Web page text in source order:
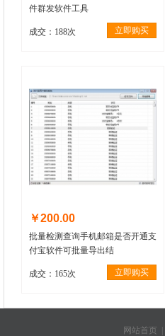
件群发软件工具
成交：188次 立即购买
￥200.00
批量检测查询手机邮箱是否开通支
付宝软件可批量导出结
成交：165次 立即购买
网站首页